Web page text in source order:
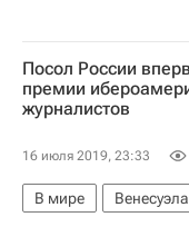
Посол России
премии
журналистов
16 июля 2019, 23:33
В мире Венесуэла